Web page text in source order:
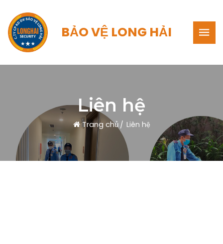
BẢO VỆ LONG HẢI
Liên hệ
Trang chủ Liên hệ